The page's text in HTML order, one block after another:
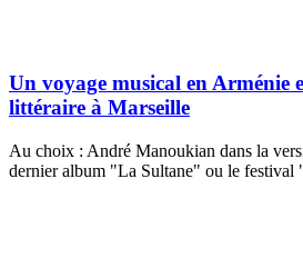
Un voyage musical en Arménie
littéraire à Marseille
Au choix : André Manoukian dans la
dernier album "La Sultane" ou le festival